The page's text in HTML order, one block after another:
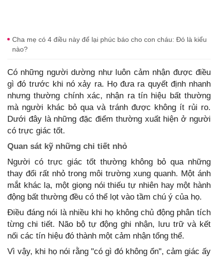
Cha mẹ có 4 điều này để lại phúc báo cho con cháu: Đó là kiểu
nào?
Có những người dường như luôn cảm nhận được điều
gì đó trước khi nó xảy ra. Họ đưa ra quyết định nhanh
nhưng thường chính xác, nhận ra tín hiệu bất thường
mà người khác bỏ qua và tránh được không ít rủi ro.
Dưới đây là những đặc điểm thường xuất hiện ở người
có trực giác tốt.
Quan sát kỹ những chi tiết nhỏ
Người có trực giác tốt thường không bỏ qua những
thay đổi rất nhỏ trong môi trường xung quanh. Một ánh
mắt khác lạ, một giọng nói thiếu tự nhiên hay một hành
động bất thường đều có thể lọt vào tầm chú ý của họ.
Điều đáng nói là nhiều khi họ không chủ động phân tích
từng chi tiết. Não bộ tự động ghi nhận, lưu trữ và kết
nối các tín hiệu đó thành một cảm nhận tổng thể.
Vì vậy, khi họ nói rằng "có gì đó không ổn", cảm giác ấy